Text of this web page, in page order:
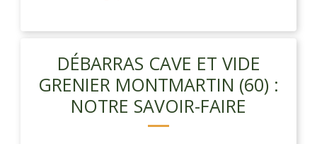
DÉBARRAS CAVE ET VIDE
GRENIER MONTMARTIN (60) :
NOTRE SAVOIR-FAIRE